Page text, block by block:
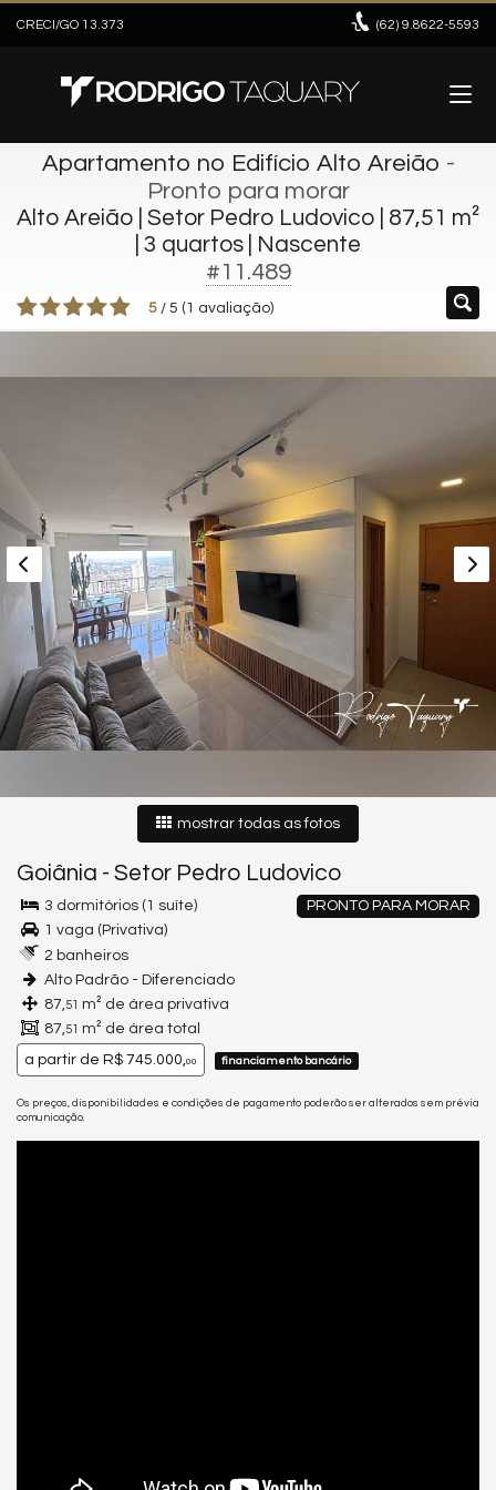
CRECI/GO 13.373 (62) 9.8622-5593
Apartamento no Edifício Alto Areião -
Pronto para morar
Alto Areião | Setor Pedro Ludovico | 87,51 m²
| 3 quartos | Nascente
#11.489
5 / 5 ( 1 avaliação)
mostrar todas as fotos
Goiânia - Setor Pedro Ludovico
PRONTO PARA MORAR
3 dormitórios (1 suíte)
1 vaga (Privativa)
2 banheiros
Alto Padrão - Diferenciado
87,51 m² de área privativa
87,51 m² de área total
a partir de R$ 745.000,00 financiamento bancário
Os preços, disponibilidades e condições de pagamento poderão ser alterados sem prévia
comunicação.